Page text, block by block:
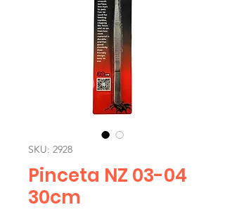
SKU: 2928
Pinceta NZ 03-04
30cm